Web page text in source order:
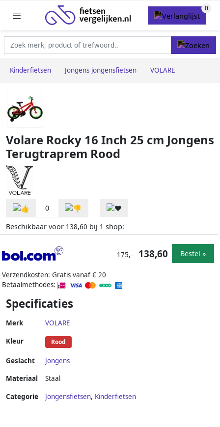
Kinderfietsen Jongens jongensfietsen VOLARE
Volare Rocky 16 Inch 25 cm Jongens
Terugtraprem Rood
0
Beschikbaar voor 138,60 bij 1 shop:
Verzendkosten: Gratis vanaf € 20
Betaalmethodes:
175,- 138,60 Bestel »
Specificaties
Merk VOLARE
Kleur Rood
Geslacht
Jongens
Materiaal
Staal
Categorie Jongensfietsen, Kinderfietsen